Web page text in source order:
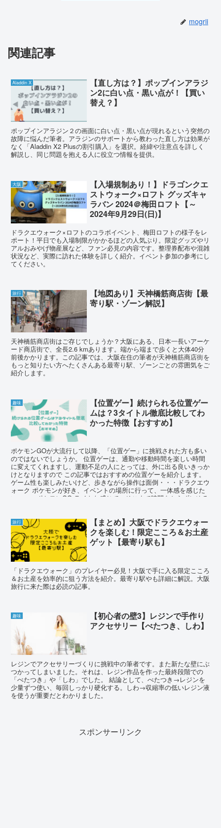
mogrii
関連記事
Aladdin X
【直し方は？】ポップインアラジ
ン2に白い点・黒い点が！【買い
替え？】
ポップインアラジン２の画面に白い点・黒い点が現れるという突然の
故障に悩んだ筆者。アラジンのサポートから教わった直し方は効果が
なく「Aladdin X2 Plusの割引購入」を選択。経緯や注意点を詳しく
解説し、同じ問題を抱える人に役立つ情報を提供。
大阪
【入場規制あり！】ドラゴンクエ
ストウォーク×ロフト グッズキャ
ラバン 2024＠梅田ロフト【～
2024年9月29日(日)】
ドラクエウォーク×ロフトのコラボイベント、梅田ロフトの様子をレ
ポート！平日でも入場制限がかかるほどの人気ぶり。限定グッズやリ
アルおみやげ物産展など、ファン必見の内容です。整理券配布や混雑
状況など、実際に訪れた体験を詳しく紹介。イベント参加の参考にし
てください。
旅行
【地図あり】天神橋筋商店街【最
寄り駅・ゾーン解説】
天神橋筋商店街はご存じでしょうか？大阪にある、日本一長いアーケ
ード商店街で、全長2.6 kmあります。端から端まで歩くと大体40分
前後かかります。この記事では、大阪在住の筆者が天神橋筋商店街を
もっと知りたい方へたくさんある最寄り駅、ゾーンごとの雰囲気をご
紹介します。
趣味
【位置ゲー】続けられる位置ゲー
ムは？3タイトル徹底比較してわ
かった特徴【おすすめ】
ポケモンGOが大流行して以降、「位置ゲー」に挑戦された方も多い
のではないでしょうか。 位置ゲーは、通勤や移動時間を楽しい時間
に変えてくれますし、運動不足の人にとっては、外に出る良いきっか
けとなりますので この記事ではおすすめの位置ゲーを紹介します。
ゲーム性も楽しみたいけど、歩きながら操作は面倒・・・ドラクエウ
ォーク ポケモンが好き、イベントの場所に行って、一体感を感じた
い・・・ポケモンGO ライトな感じで、そこまで時間をとらずにゆる
旅行
【まとめ】大阪でドラクエウォー
クを楽しむ！限定こころ＆お土産
ゲット【最寄り駅も】
「ドラクエウォーク」のプレイヤー必見！大阪で手に入る限定こころ
＆お土産を効率的に狙う方法を紹介。最寄り駅やも詳細に解説。大阪
旅行に来た際は必読の記事。
趣味
【初心者の壁3】レジンで手作り
アクセサリー【べたつき、しわ】
レジンでアクセサリーづくりに挑戦中の筆者です。また新たな壁にぶ
つかってしまいました。それは、レジン作品を作った最終段階での
「べたつき」や「しわ」でした。 結論として、べたつき→レジンを
少量ずつ使い、毎回しっかり硬化する。しわ→収縮率の低いレジン液
を使うが重要だとわかりました。
スポンサーリンク